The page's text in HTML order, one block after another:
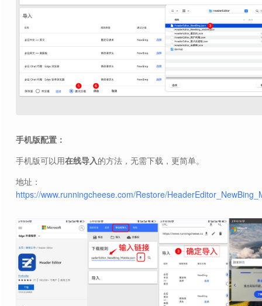
手机版配置：
手机版可以用在线导入的方法，无需下载，更简单。
地址：
https://www.runningcheese.com/Restore/